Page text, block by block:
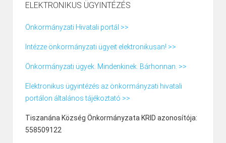
ELEKTRONIKUS ÜGYINTÉZÉS
Önkormányzati Hivatali portál >>
Intézze önkormányzati ügyeit elektronikusan! >>
Önkormányzati ügyek. Mindenkinek. Bárhonnan. >>
Elektronikus ügyintézés az önkormányzati hivatali
portálon általános tájékoztató >>
Tiszanána Község Önkormányzata KRID azonosítója:
558509122